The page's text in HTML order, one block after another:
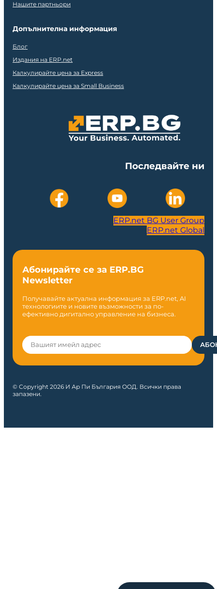
Нашите партньори
Допълнителна информация
Блог
Издания на ERP.net
Калкулирайте цена за Express
Калкулирайте цена за Small Business
Последвайте ни
ERP.net BG User Group
ERP.net Global
Абонирайте се за ERP.BG
Newsletter
Получавайте актуална информация за ERP.net, AI
технологиите и новите възможности за по-
ефективно дигитално управление на бизнеса.
© Copyright 2026 И Ар Пи България ООД. Всички права
запазени.